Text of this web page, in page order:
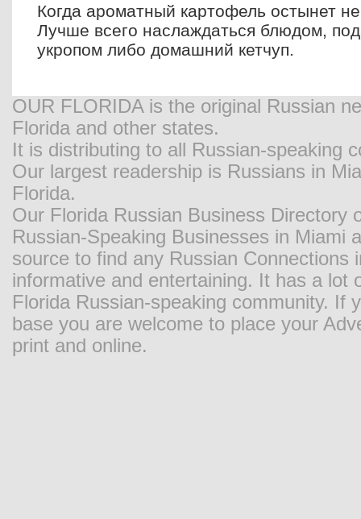
Когда ароматный картофель остынет
Лучше всего наслаждаться блюдом,
укропом либо домашний кетчуп.
OUR FLORIDA is the original Russian
Florida and other states.
It is distributing to all Russian-speaking
Our largest readership is Russians in
Florida.
Our Florida Russian Business Directory
Russian-Speaking Businesses in Miami
source to find any Russian
informative and entertaining. It has a
Florida Russian-speaking community. If
base you are welcome to place your
print and online.